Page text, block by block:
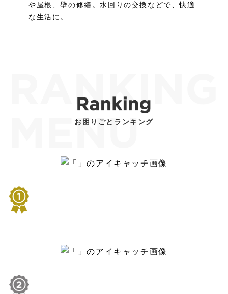
や屋根、壁の修繕。水回りの交換などで、快適
な生活に。
お困りごとランキング